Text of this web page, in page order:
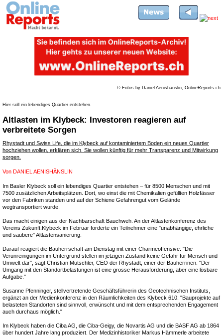
© Fotos by Daniel Aenishänslin, OnlineReports.ch
Hier soll ein lebendiges Quartier entstehen.
Altlasten im Klybeck: Investoren reagieren auf
verbreitete Sorgen
Rhystadt und Swiss Life, die im Klybeck auf kontaminiertem Boden ein neues Quartier
hochziehen wollen, erklären sich. Sie wollen künftig für mehr Transparenz und Mitwirkung
sorgen.
Von DANIEL AENISHÄNSLIN
Im Basler Klybeck soll ein lebendiges Quartier entstehen – für 8500 Menschen und mit
7500 zusätzlichen Arbeitsplätzen. Dort, wo einst die mit Chemikalien gefüllten Holzfässer
vor den Fabriken standen und auf der Schiene Gefahrengut vom Gelände
wegtransportiert wurde.
Das macht einigen aus der Nachbarschaft Bauchweh. An der Altlastenkonferenz des
Vereins Zukunft.Klybeck im Februar forderte ein Teilnehmer eine "unabhängige, ehrliche
und saubere" Altlastensanierung.
Darauf reagiert die Bauherrschaft am Dienstag mit einer Charmeoffensive: "Die
Verunreinigungen im Untergrund stellen im jetzigen Zustand keine Gefahr für Mensch und
Umwelt dar", sagt Christian Mutschler, CEO der Rhystadt, einer der Bauherrinen. "Der
Umgang mit den Standortbelastungen ist eine grosse Herausforderung, aber eine lösbare
Aufgabe."
Susanne Pfenninger, stellvertretende Geschäftsführerin des Geotechnischen Instituts,
ergänzt an der Medienkonferenz in den Räumlichkeiten des Klybeck 610: "Bauprojekte auf
belasteten Standorten sind sinnvoll, erwünscht und mit dem entsprechenden Engagement
auch durchaus möglich."
Im Klybeck haben die Ciba AG, die Ciba-Geigy, die Novartis AG und die BASF AG ab 1864
über hundert Jahre lang produziert. Der Medizinhistoriker Markus Hämmerle arbeitete